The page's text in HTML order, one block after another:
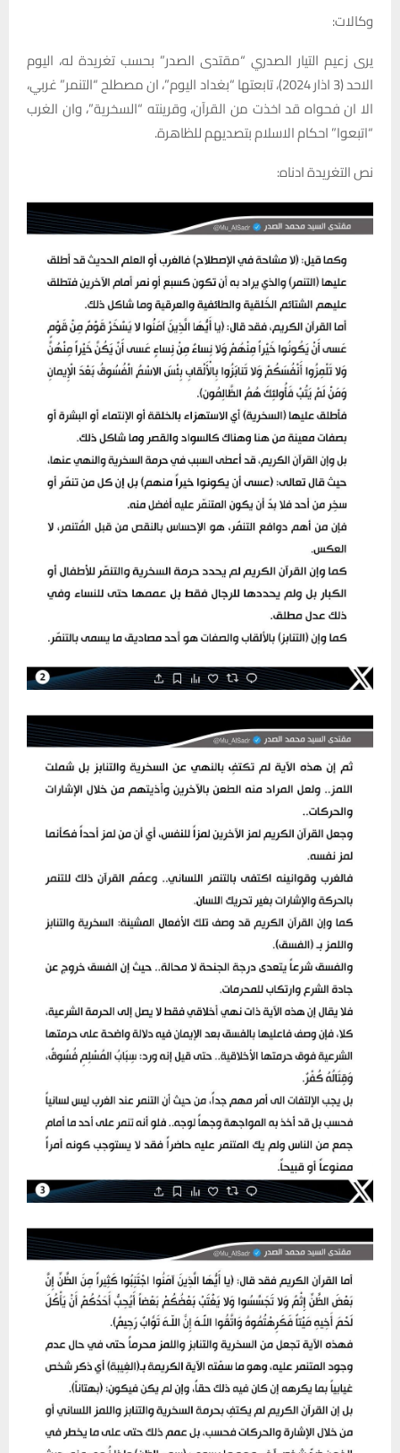
وكالات:
يرى زعيم التيار الصدري “مقتدى الصدر” بحسب تغريدة له، اليوم
الاحد (3 اذار 2024)، تابعتها “بغداد اليوم”، ان مصطلح “التنمر” غربي،
الا ان فحواه قد اخذت من القرآن، وقرينته “السخرية”، وان الغرب
“اتبعوا” احكام الاسلام بتصديهم للظاهرة.
نص التغريدة ادناه: